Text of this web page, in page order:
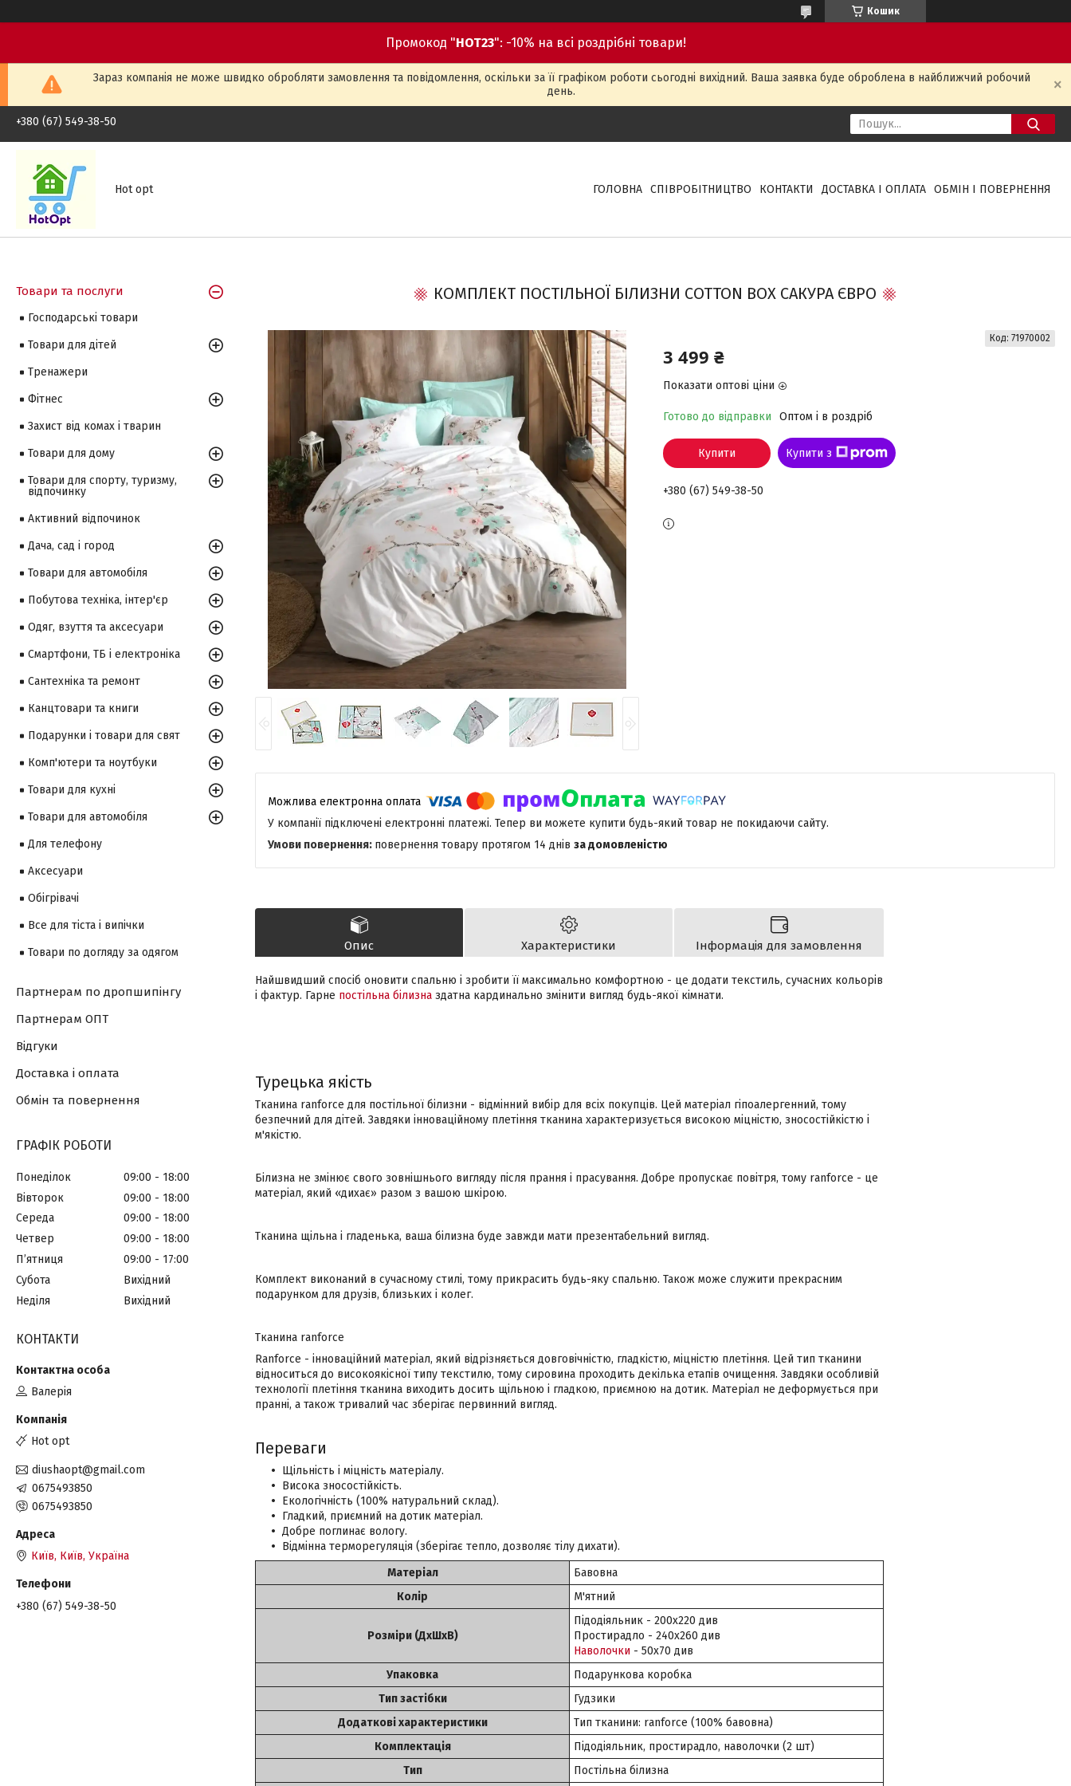
Кошик
Промокод "HOT23": -10% на всі роздрібні товари!
Зараз компанія не може швидко обробляти замовлення та повідомлення, оскільки за її графіком роботи сьогодні вихідний. Ваша заявка буде оброблена в найближчий робочий
день.
+380 (67) 549-38-50
Hot opt ГОЛОВНА СПІВРОБІТНИЦТВО КОНТАКТИ ДОСТАВКА І ОПЛАТА ОБМІН І ПОВЕРНЕННЯ
КОМПЛЕКТ ПОСТІЛЬНОЇ БІЛИЗНИ COTTON BOX САКУРА ЄВРО
3 499 ₴
Показати оптові ціни
Готово до відправки Оптом і в роздріб
Код: 71970002
Купити Купити з
+380 (67) 549-38-50
У компанії підключені електронні платежі. Тепер ви можете купити будь-який товар не покидаючи сайту.
повернення товару протягом 14 днів за домовленістю
Опис Характеристики Інформація для замовлення
Найшвидший спосіб оновити спальню і зробити її максимально комфортною - це додати текстиль, сучасних кольорів
і фактур. Гарне постільна білизна здатна кардинально змінити вигляд будь-якої кімнати.
Турецька якість
Тканина ranforce для постільної білизни - відмінний вибір для всіх покупців. Цей матеріал гіпоалергенний, тому
безпечний для дітей. Завдяки інноваційному плетіння тканина характеризується високою міцністю, зносостійкістю і
м'якістю.
Білизна не змінює свого зовнішнього вигляду після прання і прасування. Добре пропускає повітря, тому ranforce - це
матеріал, який «дихає» разом з вашою шкірою.
Тканина щільна і гладенька, ваша білизна буде завжди мати презентабельний вигляд.
Комплект виконаний в сучасному стилі, тому прикрасить будь-яку спальню. Також може служити прекрасним
подарунком для друзів, близьких і колег.
Тканина ranforce
Ranforce - інноваційний матеріал, який відрізняється довговічністю, гладкістю, міцністю плетіння. Цей тип тканини
відноситься до високоякісної типу текстилю, тому сировина проходить декілька етапів очищення. Завдяки особливій
технології плетіння тканина виходить досить щільною і гладкою, приємною на дотик. Матеріал не деформується при
пранні, а також тривалий час зберігає первинний вигляд.
Переваги
Щільність і міцність матеріалу.
Висока зносостійкість.
Екологічність (100% натуральний склад).
Гладкий, приємний на дотик матеріал.
Добре поглинає вологу.
Відмінна терморегуляція (зберігає тепло, дозволяє тілу дихати).
Матеріал
Бавовна
Колір
М'ятний
Розміри (ДхШхВ)
Підодіяльник - 200х220 див
Простирадло - 240х260 див
Наволочки - 50х70 див
Упаковка
Подарункова коробка
Тип застібки
Гудзики
Додаткові характеристики
Тип тканини: ranforce (100% бавовна)
Комплектація
Підодіяльник, простирадло, наволочки (2 шт)
Тип
Постільна білизна
Товари та послуги
Господарські товари
Товари для дітей
Тренажери
Фітнес
Захист від комах і тварин
Товари для дому
Товари для спорту, туризму,
відпочинку
Активний відпочинок
Дача, сад і город
Товари для автомобіля
Побутова техніка, інтер'єр
Одяг, взуття та аксесуари
Смартфони, ТБ і електроніка
Сантехніка та ремонт
Канцтовари та книги
Подарунки і товари для свят
Комп'ютери та ноутбуки
Товари для кухні
Товари для автомобіля
Для телефону
Аксесуари
Обігрівачі
Все для тіста і випічки
Товари по догляду за одягом
Партнерам по дропшипінгу
Партнерам ОПТ
Відгуки
Доставка і оплата
Обмін та повернення
ГРАФІК РОБОТИ
Понеділок 09:00
18:00
Вівторок
09:00
18:00
Середа
09:00
18:00
Четвер
09:00
18:00
Пʼятниця
09:00
17:00
Субота
Вихідний
Неділя
Вихідний
КОНТАКТИ
Валерія
Hot opt
diushaopt@gmail.com
0675493850
0675493850
Київ, Київ, Україна
+380 (67) 549-38-50